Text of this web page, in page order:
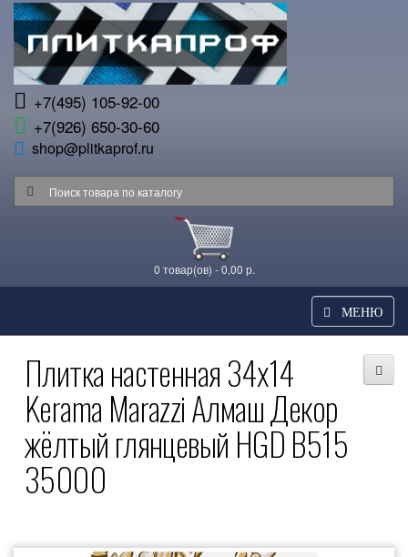
+7(495) 105-92-00
+7(926) 650-30-60
shop@plitkaprof.ru
0 товар(ов) - 0,00 р.
МЕНЮ
Плитка настенная 34x14
Kerama Marazzi Алмаш Декор
жёлтый глянцевый HGD B515
35000